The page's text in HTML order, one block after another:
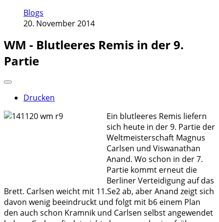
Blogs
20. November 2014
WM - Blutleeres Remis in der 9.
Partie
Drucken
Ein blutleeres Remis liefern
sich heute in der 9. Partie der
Weltmeisterschaft Magnus
Carlsen und Viswanathan
Anand. Wo schon in der 7.
Partie kommt erneut die
Berliner Verteidigung auf das
Brett. Carlsen weicht mit 11.Se2 ab, aber Anand zeigt sich
davon wenig beeindruckt und folgt mit b6 einem Plan
den auch schon Kramnik und Carlsen selbst angewendet